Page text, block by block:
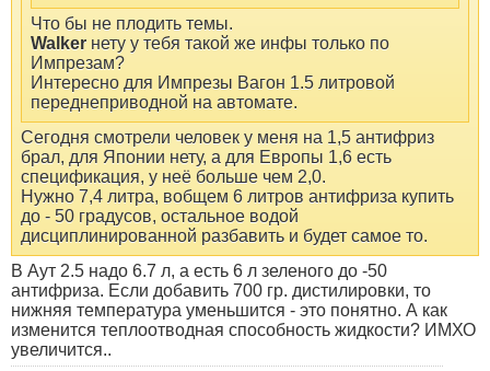
Что бы не плодить темы.
Walker нету у тебя такой же инфы только по
Импрезам?
Интересно для Импрезы Вагон 1.5 литровой
переднеприводной на автомате.
Сегодня смотрели человек у меня на 1,5 антифриз
брал, для Японии нету, а для Европы 1,6 есть
спецификация, у неё больше чем 2,0.
Нужно 7,4 литра, вобщем 6 литров антифриза купить
до - 50 градусов, остальное водой
дисциплинированной разбавить и будет самое то.
В Аут 2.5 надо 6.7 л, а есть 6 л зеленого до -50
антифриза. Если добавить 700 гр. дистилировки, то
нижняя температура уменьшится - это понятно. А как
изменится теплоотводная способность жидкости? ИМХО
увеличится..